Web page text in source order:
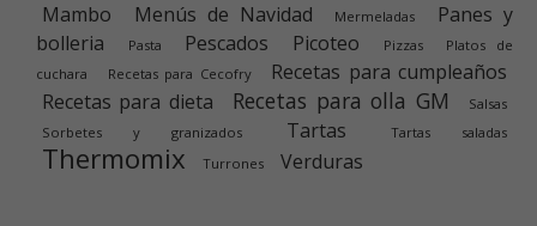
Mambo Menús de Navidad Mermeladas
Panes y
bolleria
Pasta Pescados Picoteo Pizzas
Platos de
cuchara
Recetas para Cecofry
Recetas para cumpleaños
Recetas para dieta
Recetas para olla GM
Salsas
Sorbetes y granizados
Tartas Tartas saladas
Thermomix Turrones Verduras